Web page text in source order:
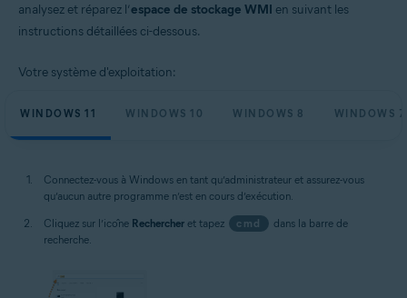
analysez et réparez l’espace de stockage WMI en suivant les
instructions détaillées ci-dessous.
Votre système d'exploitation:
WINDOWS 11 WINDOWS 10 WINDOWS 8 WINDOWS 7
Connectez-vous à Windows en tant qu’administrateur et assurez-vous
qu’aucun autre programme n’est en cours d’exécution.
Cliquez sur l’icône Rechercher et tapez cmd
dans la barre de
recherche.